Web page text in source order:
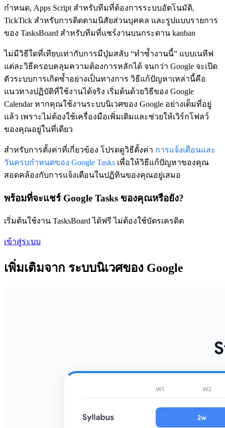
กำหนด, Apps Script สำหรับทีมที่ต้องการระบบอัตโนมัติ,
TickTick สำหรับการติดตามนิสัยส่วนบุคคล และรูปแบบรายการ
ของ TasksBoard สำหรับทีมที่แชร์งานบนกระดาน kanban
ไม่มีวิธีใดที่เทียบเท่ากับการมีปุ่มสลับ “ทำซ้ำงานนี้” แบบเนทีฟ
แต่ละวิธีครอบคลุมความต้องการหลักได้ จนกว่า Google จะเปิด
ตัวระบบการเกิดซ้ำอย่างเป็นทางการ วิธีแก้ปัญหาเหล่านี้คือ
แนวทางปฏิบัติที่ใช้งานได้จริง เริ่มต้นด้วยวิธีของ Google
Calendar หากคุณใช้งานระบบนิเวศของ Google อย่างเต็มที่อยู่
แล้ว เพราะไม่ต้องใช้เครื่องมือเพิ่มเติมและช่วยให้เวิร์กโฟลว์
ของคุณอยู่ในที่เดียว
สำหรับการตั้งค่าที่เกี่ยวข้อง โปรดดูวิธีตั้งค่า การแจ้งเตือนและ
วันครบกำหนดของ Google Tasks เพื่อให้วิธีแก้ปัญหาของคุณ
สอดคล้องกับการแจ้งเตือนในปฏิทินของคุณอยู่เสมอ
พร้อมที่จะแชร์ Google Tasks ของคุณหรือยัง?
เริ่มต้นใช้งาน TasksBoard ได้ฟรี ไม่ต้องใช้บัตรเครดิต
เข้าสู่ระบบ
เพิ่มเติมจาก ระบบนิเวศของ Google